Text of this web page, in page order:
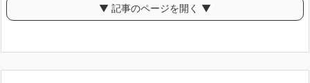
▼ 記事のページを開く ▼